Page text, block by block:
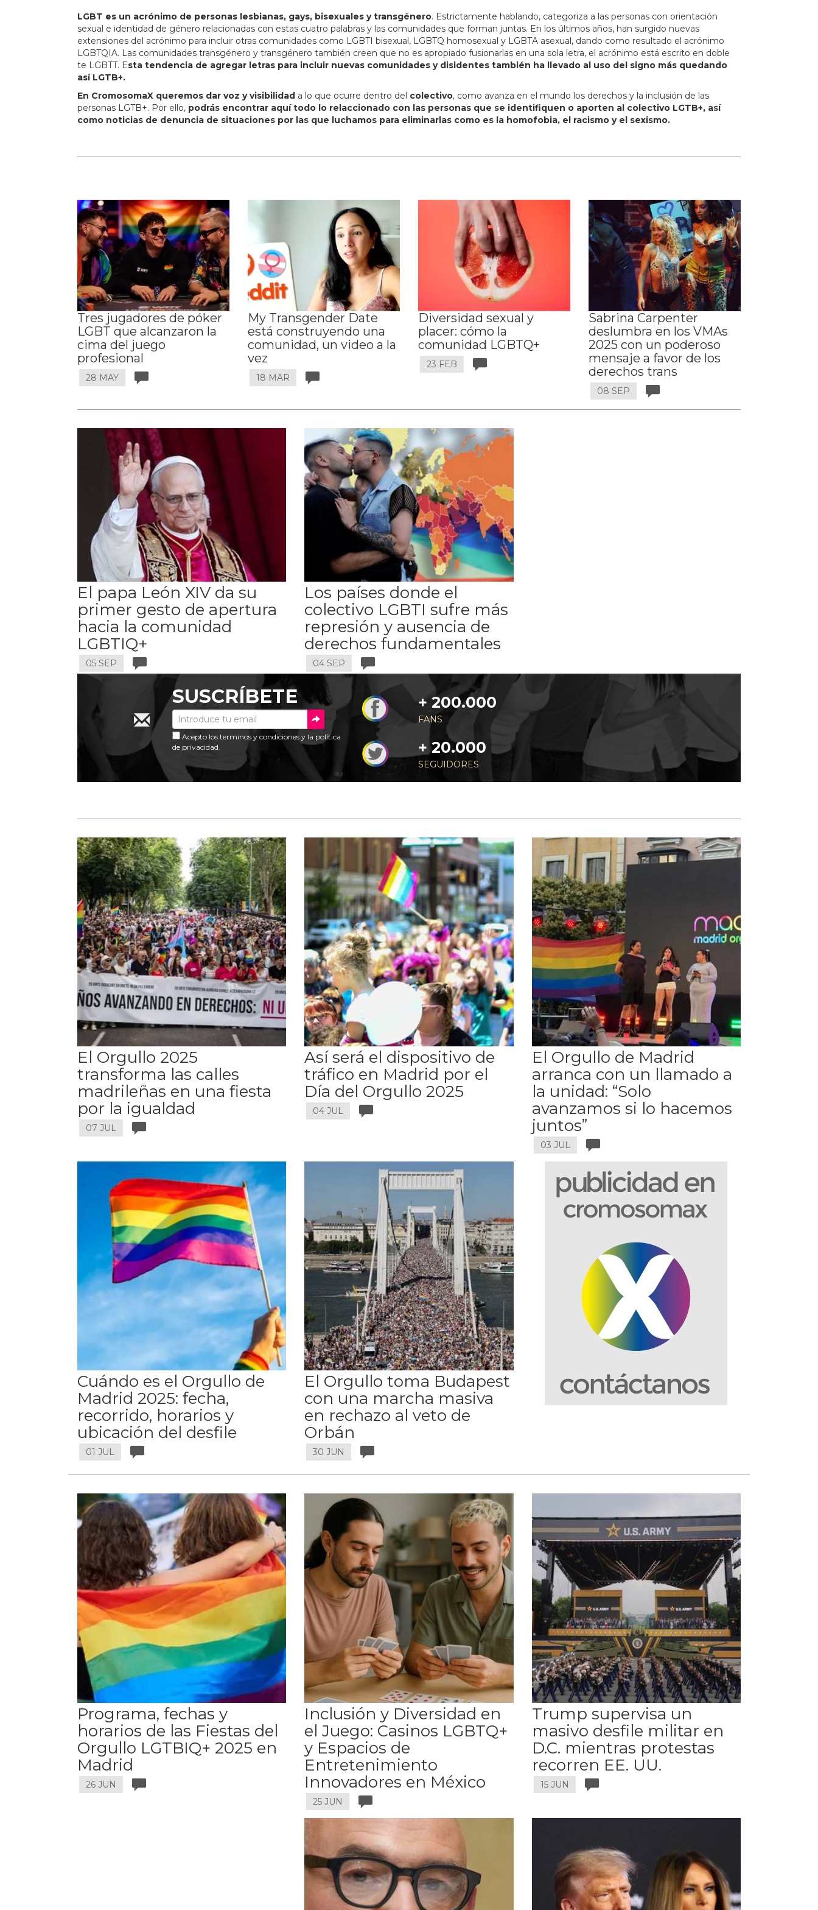
LGBT es un acrónimo de personas lesbianas, gays, bisexuales y transgénero. Estrictamente hablando, categoriza a las personas con orientación
sexual e identidad de género relacionadas con estas cuatro palabras y las comunidades que forman juntas. En los últimos años, han surgido nuevas
extensiones del acrónimo para incluir otras comunidades como LGBTI bisexual, LGBTQ homosexual y LGBTA asexual, dando como resultado el acrónimo
LGBTQIA. Las comunidades transgénero y transgénero también creen que no es apropiado fusionarlas en una sola letra, el acrónimo está escrito en doble
te LGBTT. Esta tendencia de agregar letras para incluir nuevas comunidades y disidentes también ha llevado al uso del signo más quedando
así LGTB+.
En CromosomaX queremos dar voz y visibilidad a lo que ocurre dentro del colectivo, como avanza en el mundo los derechos y la inclusión de las
personas LGTB+. Por ello, podrás encontrar aquí todo lo relaccionado con las personas que se identifiquen o aporten al colectivo LGTB+, así
como noticias de denuncia de situaciones por las que luchamos para eliminarlas como es la homofobia, el racismo y el sexismo.
Tres jugadores de póker
LGBT que alcanzaron la
cima del juego
profesional
28 MAY
My Transgender Date
está construyendo una
comunidad, un video a la
vez
18 MAR
Diversidad sexual y
placer: cómo la
comunidad LGBTQ+
23 FEB
Sabrina Carpenter
deslumbra en los VMAs
2025 con un poderoso
mensaje a favor de los
derechos trans
08 SEP
El papa León XIV da su
primer gesto de apertura
hacia la comunidad
LGBTIQ+
05 SEP
Los países donde el
colectivo LGBTI sufre más
represión y ausencia de
derechos fundamentales
04 SEP
SUSCRÍBETE
Acepto los terminos y condicionesy la política
de privacidad
+ 200.000
FANS
+ 20.000
SEGUIDORES
El Orgullo 2025
transforma las calles
madrileñas en una fiesta
por la igualdad
07 JUL
Así será el dispositivo de
tráfico en Madrid por el
Día del Orgullo 2025
04 JUL
El Orgullo de Madrid
arranca con un llamado a
la unidad: “Solo
avanzamos si lo hacemos
juntos”
03 JUL
Cuándo es el Orgullo de
Madrid 2025: fecha,
recorrido, horarios y
ubicación del desfile
01 JUL
El Orgullo toma Budapest
con una marcha masiva
en rechazo al veto de
Orbán
30 JUN
Programa, fechas y
horarios de las Fiestas del
Orgullo LGTBIQ+ 2025 en
Madrid
26 JUN
Inclusión y Diversidad en
el Juego: Casinos LGBTQ+
y Espacios de
Entretenimiento
Innovadores en México
25 JUN
Trump supervisa un
masivo desfile militar en
D.C. mientras protestas
recorren EE. UU.
15 JUN